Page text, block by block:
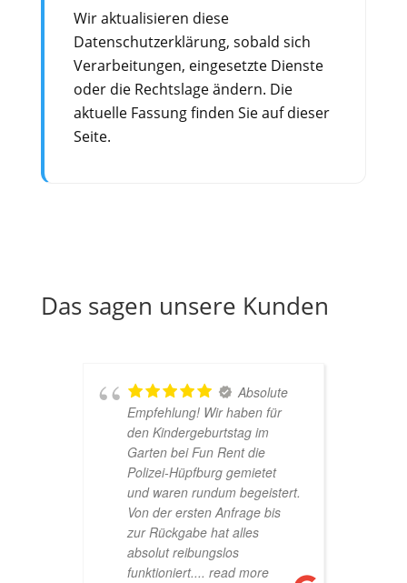
Wir aktualisieren diese
Datenschutzerklärung, sobald sich
Verarbeitungen, eingesetzte Dienste
oder die Rechtslage ändern. Die
aktuelle Fassung finden Sie auf dieser
Seite.
Das sagen unsere Kunden
Absolute
Empfehlung! Wir haben für
den Kindergeburtstag im
Garten bei Fun Rent die
Polizei-Hüpfburg gemietet
und waren rundum begeistert.
Von der ersten Anfrage bis
zur Rückgabe hat alles
absolut reibungslos
funktioniert.... read more